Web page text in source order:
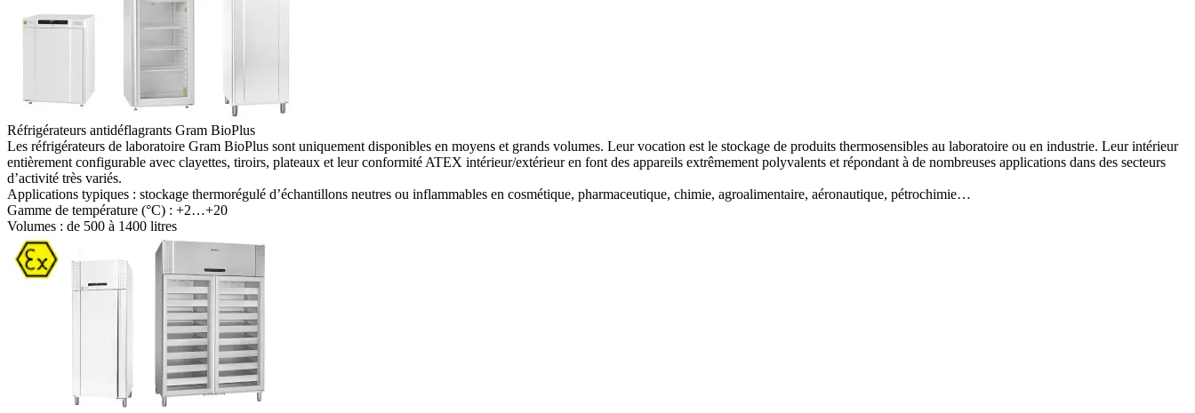
Réfrigérateurs antidéflagrants Gram BioPlus
Les réfrigérateurs de laboratoire Gram BioPlus sont uniquement disponibles en moyens et grands volumes. Leur vocation est le stockage de produits thermosensibles au laboratoire ou en industrie. Leur intérieur
entièrement configurable avec clayettes, tiroirs, plateaux et leur conformité ATEX intérieur/extérieur en font des appareils extrêmement polyvalents et répondant à de nombreuses applications dans des secteurs
d’activité très variés.
Applications typiques : stockage thermorégulé d’échantillons neutres ou inflammables en cosmétique, pharmaceutique, chimie, agroalimentaire, aéronautique, pétrochimie…
Gamme de température (°C) : +2…+20
Volumes : de 500 à 1400 litres